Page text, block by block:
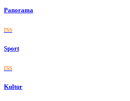
Panorama
rss
Sport
rss
Kultur